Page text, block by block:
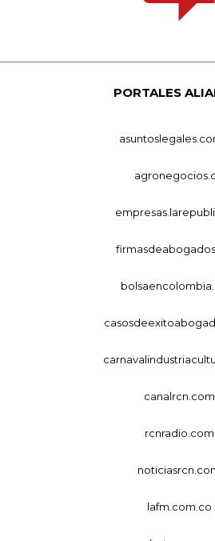
PORTALES
canalrcn.com
rcnradio.com
lafm.com.co